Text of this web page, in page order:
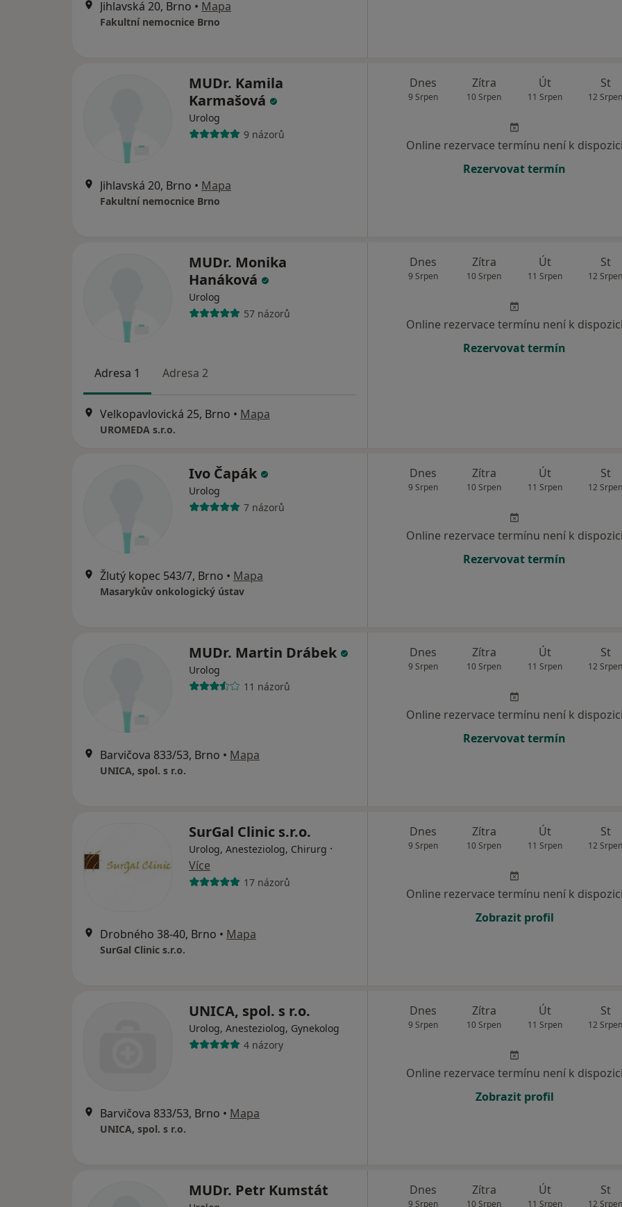
Jihlavská 20, Brno • Mapa
Fakultní nemocnice Brno
MUDr. Kamila
Karmašová
Urolog
9 názorů
Jihlavská 20, Brno • Mapa
Fakultní nemocnice Brno
Dnes
9 Srpen
Zítra
10 Srpen
Út
11 Srpen
St
12 Srpen
Online rezervace termínu není k dispozici
Rezervovat termín
MUDr. Monika
Hanáková
Urolog
57 názorů
Adresa 1 Adresa 2
Velkopavlovická 25, Brno • Mapa
UROMEDA s.r.o.
Dnes
9 Srpen
Zítra
10 Srpen
Út
11 Srpen
St
12 Srpen
Online rezervace termínu není k dispozici
Rezervovat termín
Ivo Čapák
Urolog
7 názorů
Žlutý kopec 543/7, Brno • Mapa
Masarykův onkologický ústav
Dnes
9 Srpen
Zítra
10 Srpen
Út
11 Srpen
St
12 Srpen
Online rezervace termínu není k dispozici
Rezervovat termín
MUDr. Martin Drábek
Urolog
11 názorů
Barvičova 833/53, Brno • Mapa
UNICA, spol. s r.o.
Dnes
9 Srpen
Zítra
10 Srpen
Út
11 Srpen
St
12 Srpen
Online rezervace termínu není k dispozici
Rezervovat termín
SurGal Clinic s.r.o.
Urolog, Anesteziolog, Chirurg ·
Více
17 názorů
Drobného 38-40, Brno • Mapa
SurGal Clinic s.r.o.
Dnes
9 Srpen
Zítra
10 Srpen
Út
11 Srpen
St
12 Srpen
Online rezervace termínu není k dispozici
Zobrazit profil
UNICA, spol. s r.o.
Urolog, Anesteziolog, Gynekolog
4 názory
Barvičova 833/53, Brno • Mapa
UNICA, spol. s r.o.
Dnes
9 Srpen
Zítra
10 Srpen
Út
11 Srpen
St
12 Srpen
Online rezervace termínu není k dispozici
Zobrazit profil
MUDr. Petr Kumstát Dnes
9 Srpen
Zítra
10 Srpen
Út
11 Srpen
St
12 Srpen